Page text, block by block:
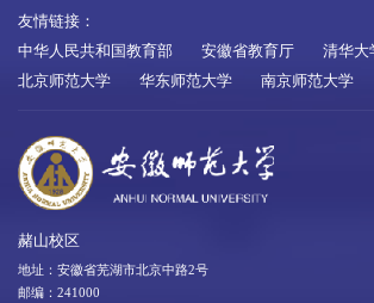
友情链接：
中华人民共和国教育部
安徽省教育厅 清华大
北京师范大学
华东师范大学 南京师范大学
赭山校区
地址：安徽省芜湖市北京中路2号
邮编：241000